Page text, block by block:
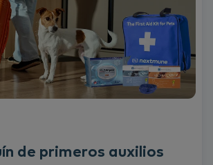
de primeros auxilios